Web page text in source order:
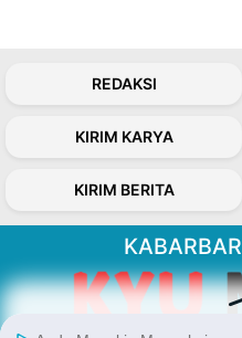
REDAKSI
KIRIM KARYA
KIRIM BERITA